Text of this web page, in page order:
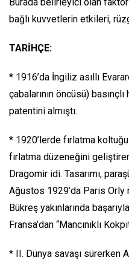
bağlı kuvvetlerin etkileri,
TARİHÇE:
* 1916’da İngiliz asıllı
çabalarının öncüsü)
patentini almıştı.
* 1920’lerde fırlatma
fırlatma düzeneğini
Dragomir idi. Tasarımı,
Ağustos 1929’da Paris Orly
Bükreş yakınlarında
Fransa’dan “Mancınıklı
* II. Dünya savaşı sürerken